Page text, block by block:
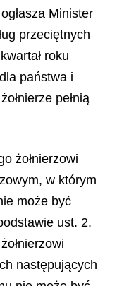
Minister
przeciętnych
roku
państwa i
pełnią
żołnierzowi
w którym
może być
ust. 2.
następujących